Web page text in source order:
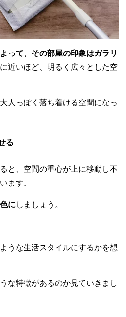
って、その部屋の印象はガラリ
近いほど、明るく広々とした空
人っぽく落ち着ける空間になっ
る
と、空間の重心が上に移動し不
ます。
に しましょう。
うな生活スタイルにするかを想
な特徴があるのか見ていきまし